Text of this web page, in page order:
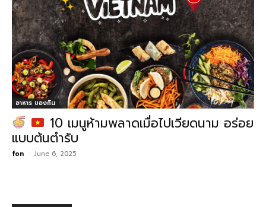
อาหาร ของกิน
10 เมนูห้ามพลาดเมื่อไปเวียดนาม อร่อย
แบบต้นตำรับ
fon - June 6, 2025